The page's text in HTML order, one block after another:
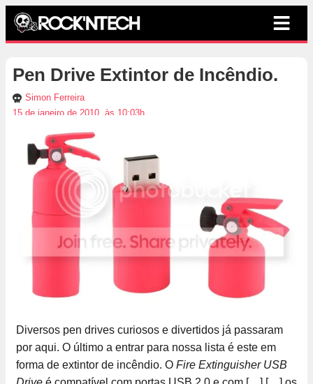
Pen Drive Extintor de Incêndio.
Simon Ferreira
15 de janeiro de 2010, às 10:03h
Diversos pen drives curiosos e divertidos já passaram
por aqui. O último a entrar para nossa lista é este em
forma de extintor de incêndio. O Fire Extinguisher USB